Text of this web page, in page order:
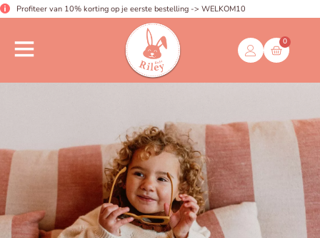
Profiteer van 10% korting op je eerste bestelling -> WELKOM10
0